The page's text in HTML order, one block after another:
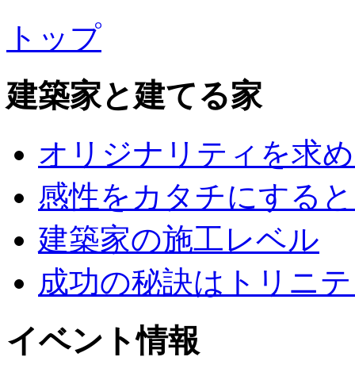
トップ
建築家と建てる家
オリジナリティを求
感性をカタチにする
建築家の施工レベル
成功の秘訣はトリニ
イベント情報